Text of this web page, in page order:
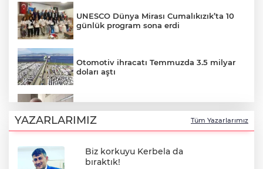
UNESCO Dünya Mirası Cumalıkızık’ta 10
günlük program sona erdi
Otomotiv ihracatı Temmuzda 3.5 milyar
doları aştı
aklımın ucundan bile geçmez"
Oktay Yılmaz: "Spor yapmayan çocuk
kalmayacak"
YAZARLARIMIZ Tüm Yazarlarımız
Biz korkuyu Kerbela da
bıraktık!